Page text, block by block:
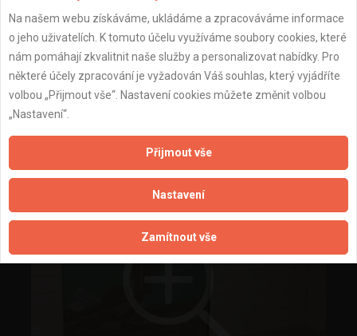
Rekonstrukce bytu Jiránkova
Na našem webu získáváme, ukládáme a zpracováváme informace
o jeho uživatelích. K tomuto účelu využíváme soubory cookies, které
nám pomáhají zkvalitnit naše služby a personalizovat nabídky. Pro
některé účely zpracování je vyžadován Váš souhlas, který vyjádříte
volbou „Přijmout vše“. Nastavení cookies můžete změnit volbou
„Nastavení“.
Přijmout vše
Nastavení
Zamítnout vše